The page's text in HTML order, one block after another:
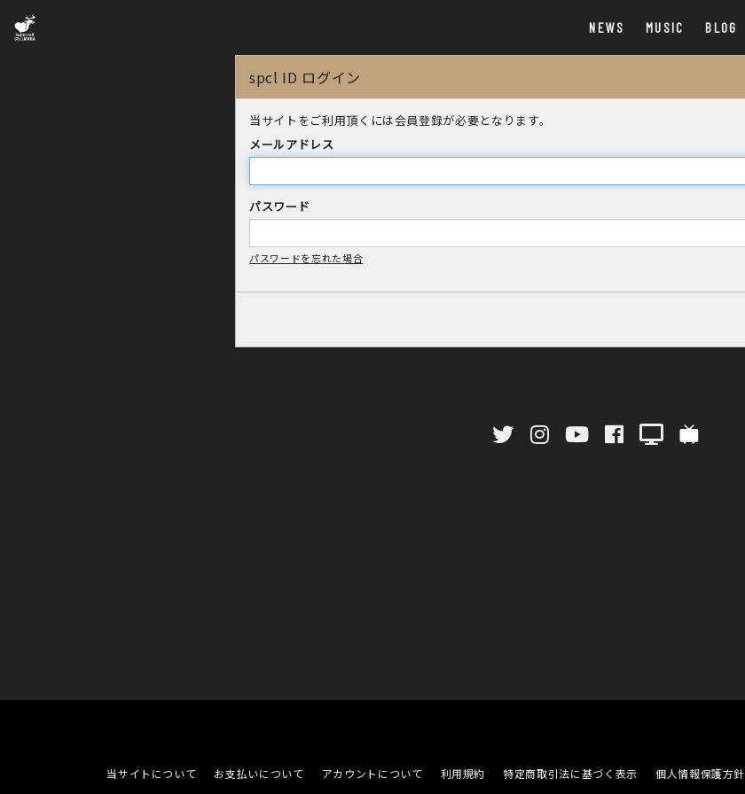
NEWS MUSIC BLOG
spcl ID ログイン
当サイトをご利用頂くには会員登録が必要となります。
メールアドレス
パスワード
パスワードを忘れた場合
当サイトについて お支払いについて アカウントについて 利用規約 特定商取引法に基づく表示 個人情報保護方針